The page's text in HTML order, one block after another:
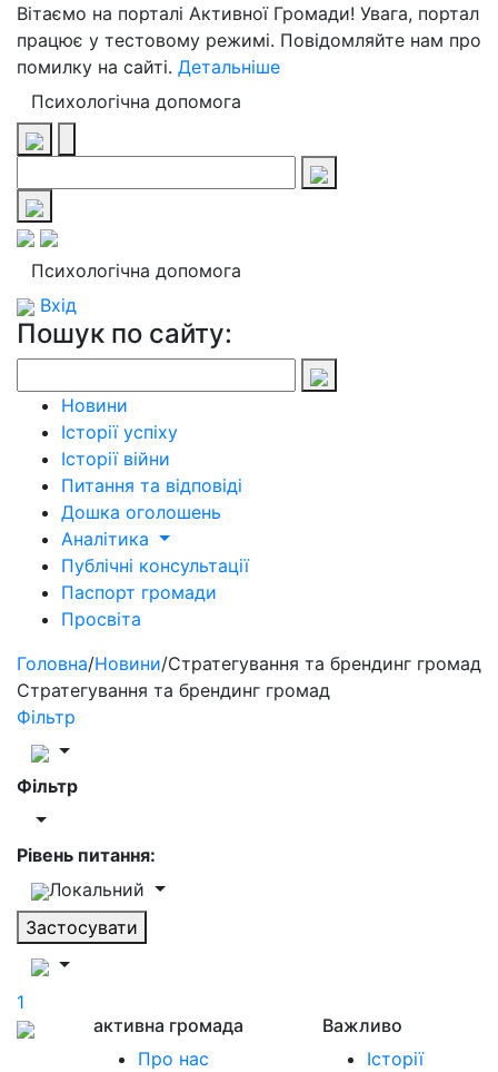
Вітаємо на порталі Активної Громади! Увага, портал
працює у тестовому режимі. Повідомляйте нам про
помилку на сайті. Детальніше
Психологічна допомога
Психологічна допомога
Вхід
Пошук по сайту:
Новини
Історії успіху
Історії війни
Питання та відповіді
Дошка оголошень
Аналітика
Публічні консультації
Паспорт громади
Просвіта
Головна/Новини/Стратегування та брендинг громад
Стратегування та брендинг громад
Фільтр
Фільтр
Рівень питання:
Локальний
Застосувати
1
активна громада
Про нас
Важливо
Історії